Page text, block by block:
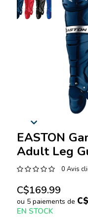
EASTON
Adult Leg
0 Avis
C$169.99
ou 5 paiements de
EN STOCK